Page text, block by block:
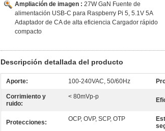
Ampliación de imagen : 27W GaN Fuente de
alimentación USB-C para Raspberry Pi 5, 5.1V 5A
Adaptador de CA de alta eficiencia Cargador rápido
compacto
Descripción detallada del producto
Aporte: 100-240VAC, 50/60Hz
Corrimiento y
ruido:
< 80mVp-p
Protecciones: OCP, OVP, SCP, OTP